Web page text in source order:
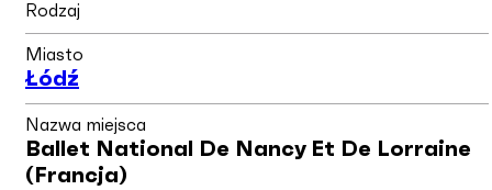
Rodzaj
Miasto
Łódź
Nazwa miejsca
Ballet National De Nancy Et De Lorraine
(Francja)